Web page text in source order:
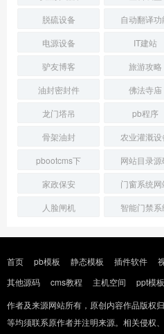
脱硫设备
自动翻译功
电源设备
IT建站
驴友博客
旅游攻略
油封密封件
佛法寺庙
龙门塔吊
pb程序
骨架油封
农业灌溉设
pbootcms下
网站目录源
家政保安
门窗系统网
人脸闸机
智能门禁系
首页 pb模板 静态模板 插件软件
其他源码
cms教程 主机空间 ppt模板
作者及来源网站所有，原创内容作品版权
等均须联系原作者并注明来源。相关侵权